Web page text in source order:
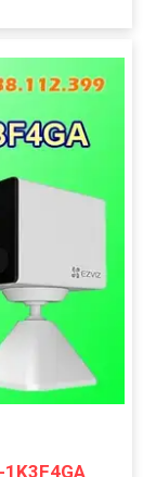
1K3F4GA